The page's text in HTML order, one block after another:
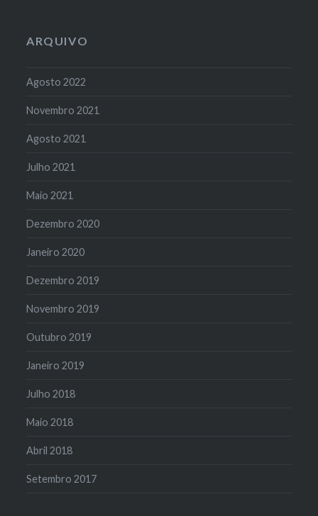
ARQUIVO
Agosto 2022
Novembro 2021
Agosto 2021
Julho 2021
Maio 2021
Dezembro 2020
Janeiro 2020
Dezembro 2019
Novembro 2019
Outubro 2019
Janeiro 2019
Julho 2018
Maio 2018
Abril 2018
Setembro 2017